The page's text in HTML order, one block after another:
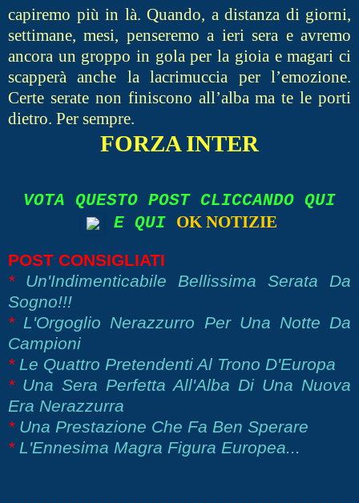
capiremo più in là. Quando, a distanza di giorni,
settimane, mesi, penseremo a ieri sera e avremo
ancora un groppo in gola per la gioia e magari ci
scapperà anche la lacrimuccia per l’emozione.
Certe serate non finiscono all’alba ma te le porti
dietro. Per sempre.
FORZA INTER
VOTA QUESTO POST CLICCANDO QUI
E QUI
OK NOTIZIE
POST CONSIGLIATI
* Un'Indimenticabile Bellissima Serata Da
Sogno!!!
* L'Orgoglio Nerazzurro Per Una Notte Da
Campioni
* Le Quattro Pretendenti Al Trono D'Europa
* Una Sera Perfetta All'Alba Di Una Nuova
Era Nerazzurra
* Una Prestazione Che Fa Ben Sperare
* L'Ennesima Magra Figura Europea...